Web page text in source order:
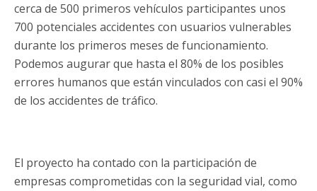
cerca de 500 primeros vehículos participantes unos
700 potenciales accidentes con usuarios vulnerables
durante los primeros meses de funcionamiento.
Podemos augurar que hasta el 80% de los posibles
errores humanos que están vinculados con casi el 90%
de los accidentes de tráfico.
El proyecto ha contado con la participación de
empresas comprometidas con la seguridad vial, como